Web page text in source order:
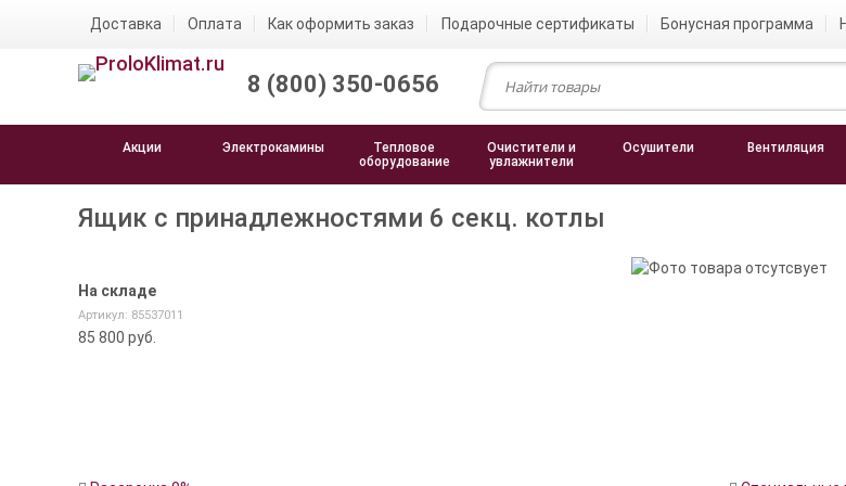
Доставка Оплата Как оформить заказ Подарочные сертификаты Бонусная программа
8 (800) 350-0656
Акции Электрокамины
Тепловое
оборудование
Очистители и
увлажнители
Осушители Вентиляция
Ящик с принадлежностями 6 секц. котлы
На складе
Артикул: 85537011
85 800 руб.